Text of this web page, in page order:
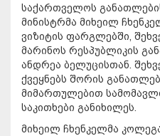
საქართველოს
მინისტრმა მიხეილ
ვიზიტის ფარგლებში,
მარინოს რესპუბლიკის
ანდრეა ბელუცისთან.
ქვეყნებს შორის
მიმართულებით
საკითხები განიხილეს.
მიხეილ ჩხენკელმა